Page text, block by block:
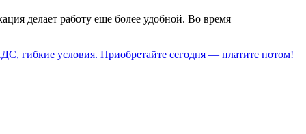
делает работу еще более удобной. Во время
гибкие условия. Приобретайте сегодня — платите потом!